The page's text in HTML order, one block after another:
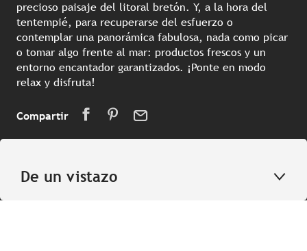
precioso paisaje del litoral bretón. Y, a la hora del
tentempié, para recuperarse del esfuerzo o
contemplar una panorámica fabulosa, nada como picar
o tomar algo frente al mar: productos frescos y un
entorno encantador garantizados. ¡Ponte en modo
relax y disfruta!
Compartir
De un vistazo